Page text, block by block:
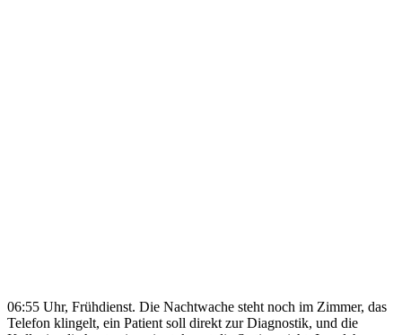
06:55 Uhr, Frühdienst. Die Nachtwache steht noch im Zimmer, das
Telefon klingelt, ein Patient soll direkt zur Diagnostik, und die